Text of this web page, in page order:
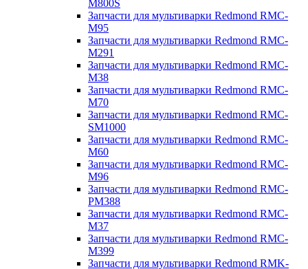
M800S
Запчасти для мультиварки Redmond RMC-
M95
Запчасти для мультиварки Redmond RMC-
M291
Запчасти для мультиварки Redmond RMC-
M38
Запчасти для мультиварки Redmond RMC-
M70
Запчасти для мультиварки Redmond RMC-
SM1000
Запчасти для мультиварки Redmond RMC-
M60
Запчасти для мультиварки Redmond RMC-
M96
Запчасти для мультиварки Redmond RMC-
PM388
Запчасти для мультиварки Redmond RMC-
M37
Запчасти для мультиварки Redmond RMC-
M399
Запчасти для мультиварки Redmond RMK-